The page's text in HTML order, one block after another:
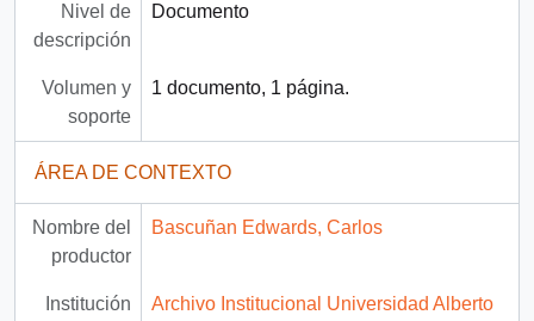
Nivel de
descripción
Documento
Volumen y
soporte
1 documento, 1 página.
ÁREA DE CONTEXTO
Nombre del
productor
Bascuñan Edwards, Carlos
Institución
Archivo Institucional Universidad Alberto